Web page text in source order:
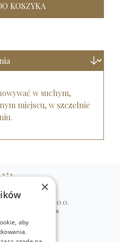
KOSZYKA
w suchym,
miejscu, w szczelnie
PRODUCTS SP. Z O.O.
Warszawa, Polska
875 91 35
natural.pl
×
aby